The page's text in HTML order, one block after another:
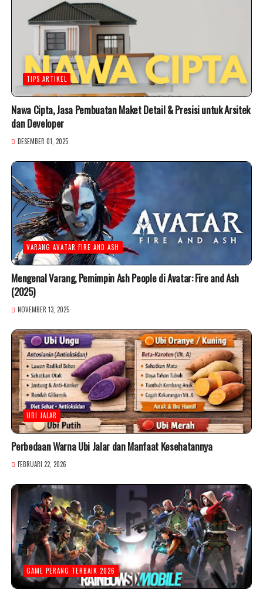
TIPS ARTIKEL
Nawa Cipta, Jasa Pembuatan Maket Detail & Presisi untuk Arsitek
dan Developer
DESEMBER 01, 2025
VARANG AVATAR FIRE AND ASH
Mengenal Varang, Pemimpin Ash People di Avatar: Fire and Ash
(2025)
NOVEMBER 13, 2025
UBI JALAR
Perbedaan Warna Ubi Jalar dan Manfaat Kesehatannya
FEBRUARI 22, 2026
GAME PERANG TERBAIK 2026